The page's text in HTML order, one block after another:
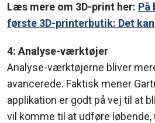
Læs mere om 3D-print her: På
første 3D-printerbutik: Det
4: Analyse-værktøjer
Analyse-værktøjerne bliver
avancerede. Faktisk mener
applikation er godt på vej til at
vil komme til at udføre løbende,